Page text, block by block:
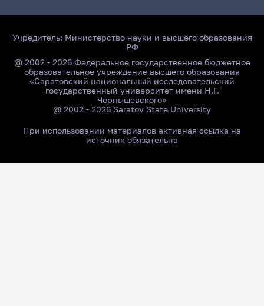
Учредитель: Министерство науки и высшего образования
РФ
@ 2002 - 2026 Федеральное государственное бюджетное
образовательное учреждение высшего образования
«Саратовский национальный исследовательский
государственный университет имени Н.Г.
Чернышевского»
@ 2002 - 2026 Saratov State University
При использовании материалов активная ссылка на
источник обязательна